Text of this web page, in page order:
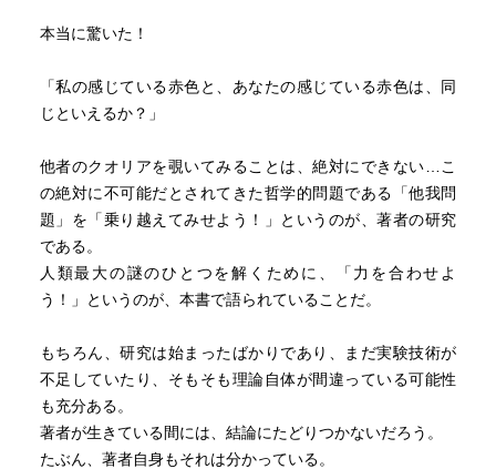
本当に驚いた！
「私の感じている赤色と、あなたの感じている赤色は、同
じといえるか？」
他者のクオリアを覗いてみることは、絶対にできない…こ
の絶対に不可能だとされてきた哲学的問題である「他我問
題」を「乗り越えてみせよう！」というのが、著者の研究
である。
人類最大の謎のひとつを解くために、「力を合わせよ
う！」というのが、本書で語られていることだ。
もちろん、研究は始まったばかりであり、まだ実験技術が
不足していたり、そもそも理論自体が間違っている可能性
も充分ある。
著者が生きている間には、結論にたどりつかないだろう。
たぶん、著者自身もそれは分かっている。